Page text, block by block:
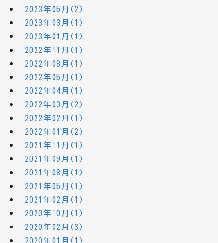
2023年05月(2)
2023年03月(1)
2023年01月(1)
2022年11月(1)
2022年08月(1)
2022年05月(1)
2022年04月(1)
2022年03月(2)
2022年02月(1)
2022年01月(2)
2021年11月(1)
2021年09月(1)
2021年08月(1)
2021年05月(1)
2021年02月(1)
2020年10月(1)
2020年02月(3)
2020年01月(1)